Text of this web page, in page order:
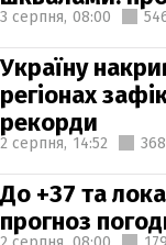
3 серпня, 08:00
Україну
регіонах
рекорди
2 серпня, 14:52
До +37 та
прогноз